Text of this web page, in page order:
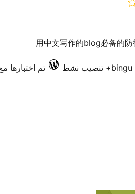
用中文写作的blog必备的
bingu تم اختبارها مع